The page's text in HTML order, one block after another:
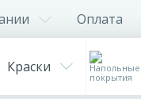
Оплата
Краски